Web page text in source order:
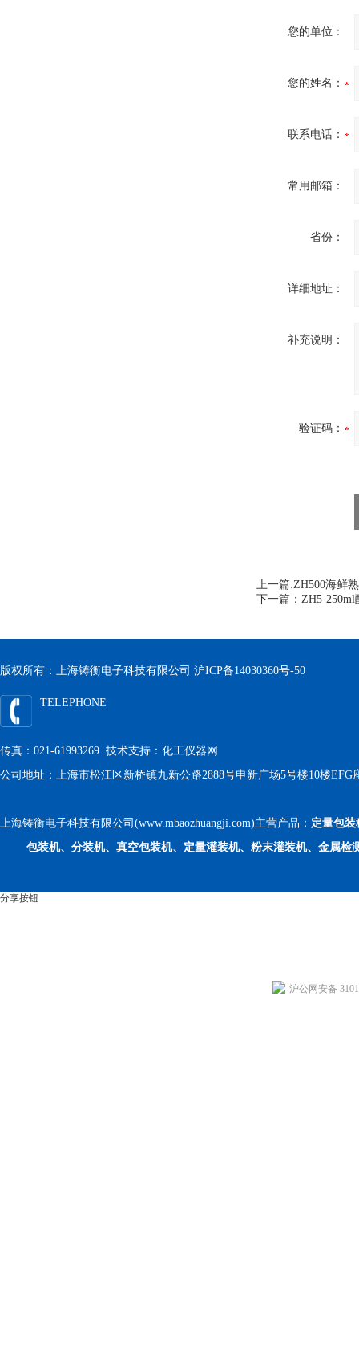
您的单位：
您的姓名：
联系电话：
常用邮箱：
省份：
详细地址：
补充说明：
验证码：
上一篇:ZH500海鲜
下一篇： ZH5-
版权所有：上海铸衡电子科技有限公司 沪ICP备14030360号-50
TELEPHONE
传真：021-61993269 技术支持： 化工仪器网
公司地址：上海市松江区新桥镇九新公路2888号申新广场5号楼10楼EFG
上海铸衡电子科技有限公司(www.mbaozhuangji.com)主营产品： 定量包装
包装机、分装机、真空包装机、定量灌装机、粉末灌装机、金属检
分享按钮
沪公网安备